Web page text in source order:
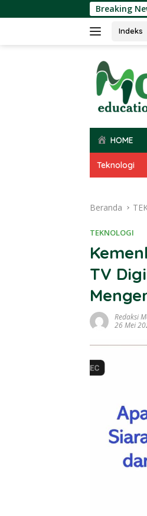
ke
Breaking
Indeks
HOME
Teknologi
Beranda
TEKNOLOGI
TV
Redaksi
26 Mei